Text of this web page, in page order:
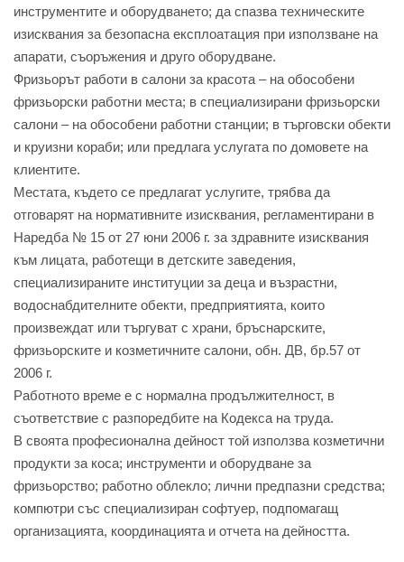
инструментите и оборудването; да спазва техническите
изисквания за безопасна експлоатация при използване на
апарати, съоръжения и друго оборудване.
Фризьорът работи в салони за красота – на обособени
фризьорски работни места; в специализирани фризьорски
салони – на обособени работни станции; в търговски обекти
и круизни кораби; или предлага услугата по домовете на
клиентите.
Местата, където се предлагат услугите, трябва да
отговарят на нормативните изисквания, регламентирани в
Наредба № 15 от 27 юни 2006 г. за здравните изисквания
към лицата, работещи в детските заведения,
специализираните институции за деца и възрастни,
водоснабдителните обекти, предприятията, които
произвеждат или търгуват с храни, бръснарските,
фризьорските и козметичните салони, обн. ДВ, бр.57 от
2006 г.
Работното време е с нормална продължителност, в
съответствие с разпоредбите на Кодекса на труда.
В своята професионална дейност той използва козметични
продукти за коса; инструменти и оборудване за
фризьорство; работно облекло; лични предпазни средства;
компютри със специализиран софтуер, подпомагащ
организацията, координацията и отчета на дейността.